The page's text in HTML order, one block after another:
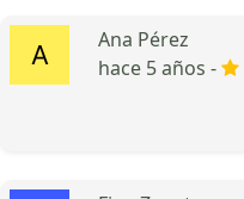
Ana Pérez
hace 5 años -